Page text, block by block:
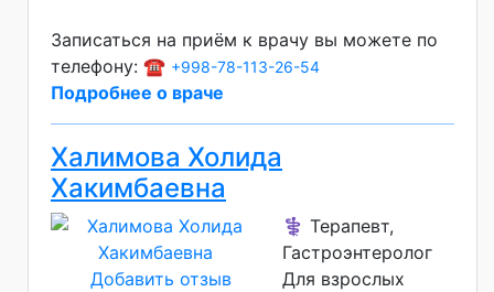
Записаться на приём к врачу вы можете по
телефону: ☎️ +998-78-113-26-54
Подробнее о враче
Халимова Холида
Хакимбаевна
Добавить отзыв
⚕️ Терапевт,
Гастроэнтеролог
Для взрослых